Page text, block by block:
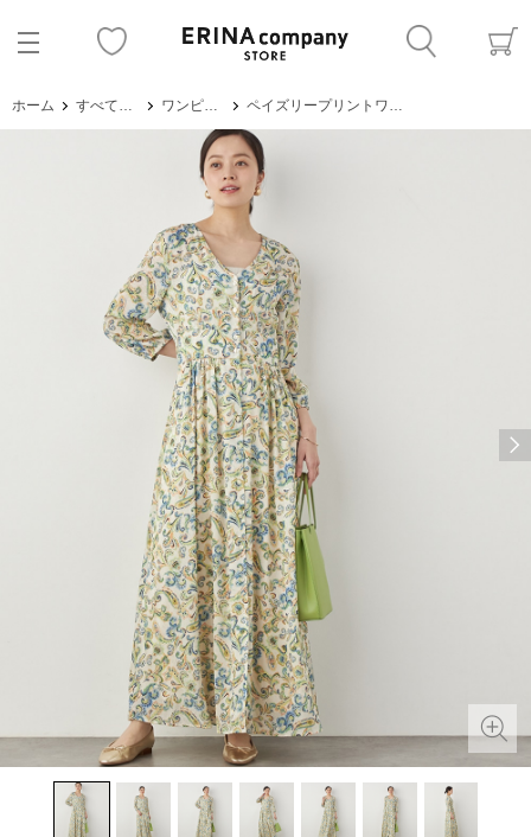
ホーム すべてのアイテム ワンピース・サロペット ペイズリープリントワンピース